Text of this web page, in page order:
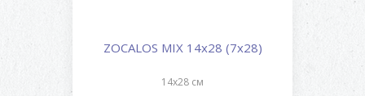
ZOCALOS MIX 14x28 (7x28)
14x28 см